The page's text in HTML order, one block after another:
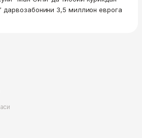
дарвозабонини 3,5 миллион еврога